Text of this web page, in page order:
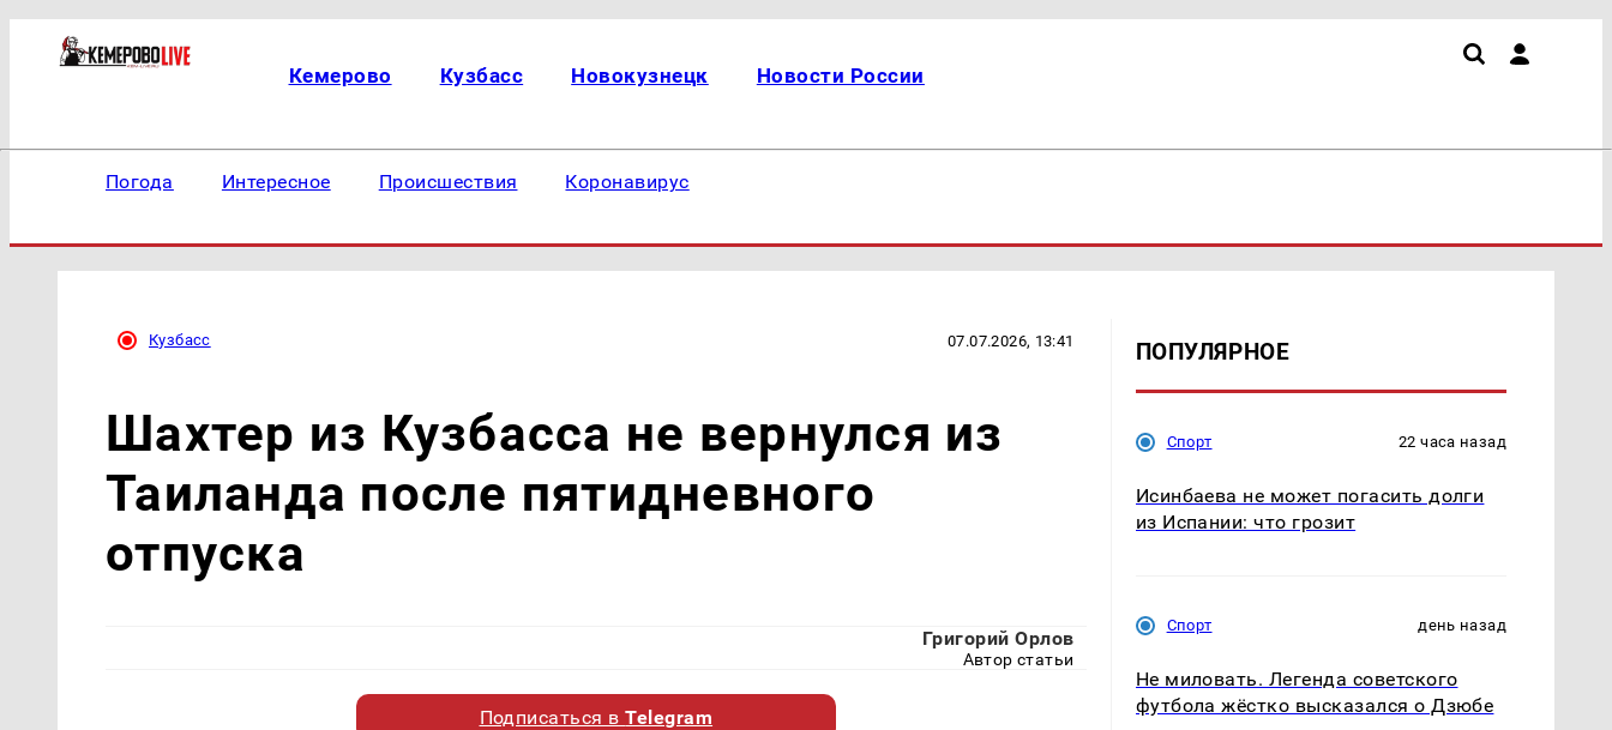
Кемерово Кузбасс Новокузнецк Новости России
Погода Интересное Происшествия Коронавирус
Кузбасс 07.07.2026, 13:41
Шахтер из Кузбасса не вернулся из
Таиланда после пятидневного
отпуска
Григорий Орлов
Автор статьи
Подписаться вTelegram
ПОПУЛЯРНОЕ
Спорт 22 часа назад
Исинбаева не может погасить долги
из Испании: что грозит
Спорт день назад
Не миловать. Легенда советского
футбола жёстко высказался о Дзюбе